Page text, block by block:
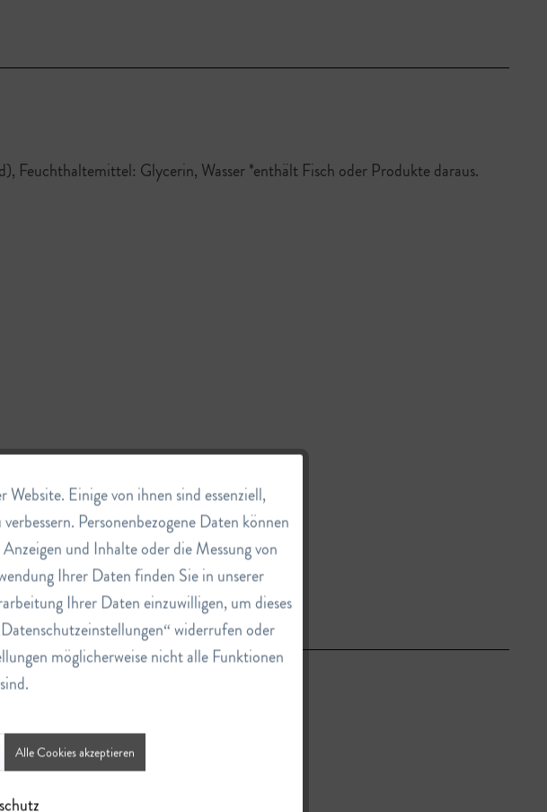
Feuchthaltemittel: Glycerin, Wasser *enthält Fisch oder Produkte daraus.
Aktiv
Inaktiv
Inaktiv
Inaktiv
Einige von ihnen sind essenziell,
Personenbezogene Daten können
und Inhalte oder die Messung von
Ihrer Daten finden Sie in unserer
Ihrer Daten einzuwilligen, um dieses
widerrufen oder
möglicherweise nicht alle Funktionen
Alle Cookies akzeptieren